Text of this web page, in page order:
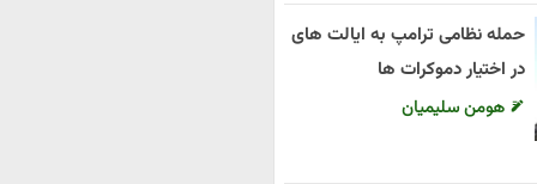
حمله نظامی ترامپ به ایالت های
در اختیار دموکرات ها
هومن سلیمیان